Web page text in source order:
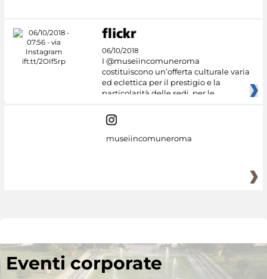
06/10/2018
I @museiincomuneroma
costituiscono un’offerta culturale varia
ed eclettica per il prestigio e la
particolarità delle sedi, per le
museiincomuneroma
Eventi corporate